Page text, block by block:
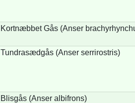
Kortnæbbet Gås (Anser
Tundrasædgås (Anser serrirostris)
Blisgås (Anser albifrons)